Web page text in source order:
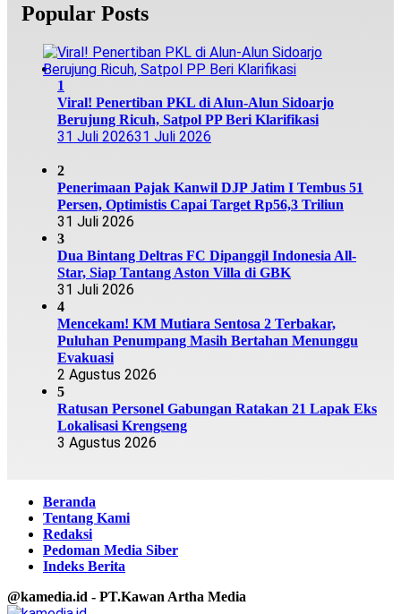
Popular Posts
1
Viral! Penertiban PKL di Alun-Alun Sidoarjo
Berujung Ricuh, Satpol PP Beri Klarifikasi
31 Juli 202631 Juli 2026
2
Penerimaan Pajak Kanwil DJP Jatim I Tembus 51
Persen, Optimistis Capai Target Rp56,3 Triliun
31 Juli 2026
3
Dua Bintang Deltras FC Dipanggil Indonesia All-
Star, Siap Tantang Aston Villa di GBK
31 Juli 2026
4
Mencekam! KM Mutiara Sentosa 2 Terbakar,
Puluhan Penumpang Masih Bertahan Menunggu
Evakuasi
2 Agustus 2026
5
Ratusan Personel Gabungan Ratakan 21 Lapak Eks
Lokalisasi Krengseng
3 Agustus 2026
Beranda
Tentang Kami
Redaksi
Pedoman Media Siber
Indeks Berita
@kamedia.id - PT.Kawan Artha Media